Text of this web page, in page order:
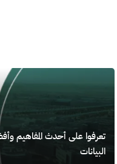
الصورة
تعرفوا على أحدث المفاهيم
البيانات